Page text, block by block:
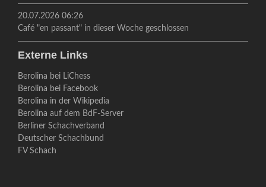
20.07.2026 06:26
Café "en passant" in dieser Woche geschlossen
Externe Links
Berolina bei LiChess
Berolina bei Facebook
Berolina in der Wikipedia
Berolina auf dem BdF-Server
Berliner Schachverband
Deutscher Schachbund
FV Schach